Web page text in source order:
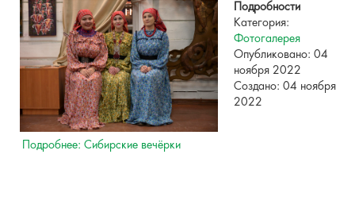
Подробности
Категория:
Фотогалерея
Опубликовано: 04
ноября 2022
Создано: 04 ноября
2022
Подробнее: Сибирские вечёрки